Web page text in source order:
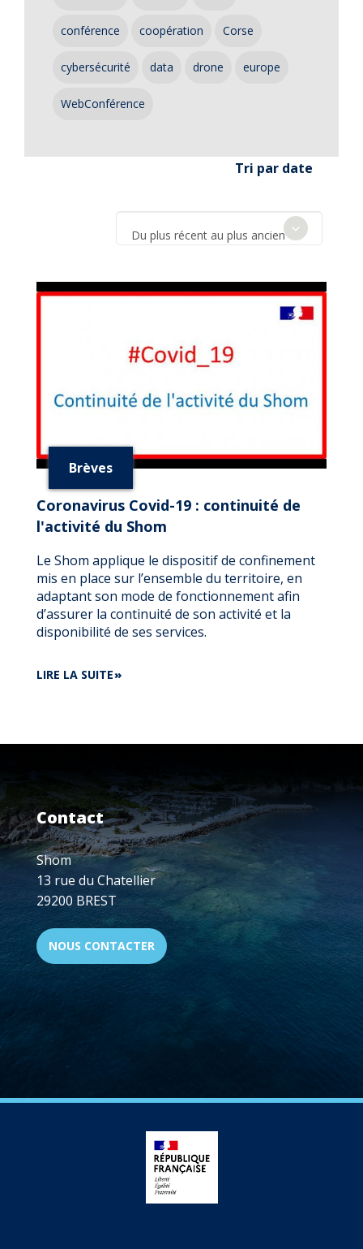
conférence coopération Corse
cybersécurité data drone europe
WebConférence
Tri par date
Du plus récent au plus ancien
Brèves
Coronavirus Covid-19 : continuité de
l'activité du Shom
Le Shom applique le dispositif de confinement
mis en place sur l’ensemble du territoire, en
adaptant son mode de fonctionnement afin
d’assurer la continuité de son activité et la
disponibilité de ses services.
LIRE LA SUITEDE
L'ACTIVITÉ
DU
SHOM
Contact
Shom
13 rue du Chatellier
29200 BREST
NOUS CONTACTER